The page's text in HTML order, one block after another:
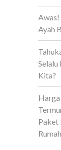
Awas!
Ayah
Kita?
Paket
Rumah